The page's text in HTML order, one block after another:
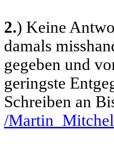
2.) Keine
damals
gegeben und
geringste
Schreiben an
/